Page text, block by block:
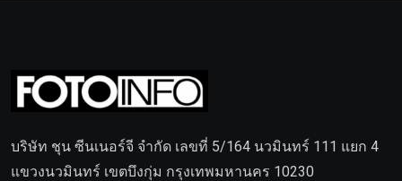
บริษัท ชุน ซีนเนอร์จี จำกัด เลขที่ 5/164 นวมินทร์ 111 แยก 4
แขวงนวมินทร์ เขตบึงกุ่ม กรุงเทพมหานคร 10230